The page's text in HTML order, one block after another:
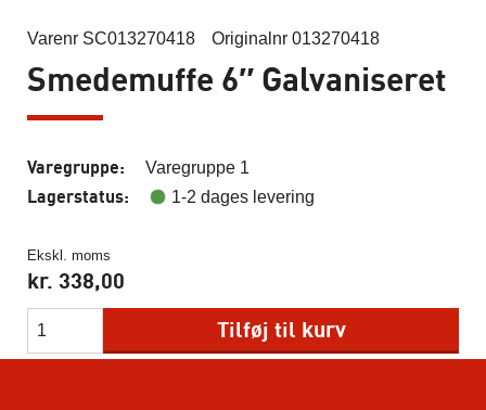
Varenr SC013270418 Originalnr 013270418
Smedemuffe 6″ Galvaniseret
Varegruppe: Varegruppe 1
Lagerstatus: 1-2 dages levering
Ekskl. moms
kr. 338,00
Tilføj til kurv